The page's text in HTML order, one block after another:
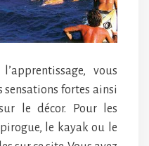
vous
fortes ainsi
le décor. Pour les
le kayak ou le